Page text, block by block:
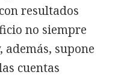
resultados
no siempre
supone
cuentas